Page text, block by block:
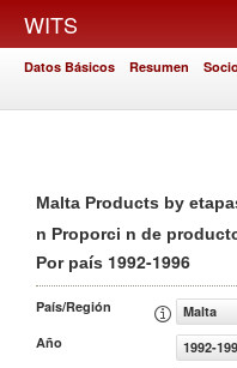
WITS
Datos Básicos Resumen
Malta Products by
n Proporci n de
Por país 1992-1996
País/Región
Malta
Año
1992-